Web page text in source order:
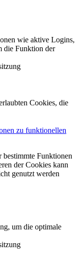
wie aktive Logins,
die Funktion der
Cookies, die
zu funktionellen
Funktionen
der Cookies kann
genutzt werden
um die optimale